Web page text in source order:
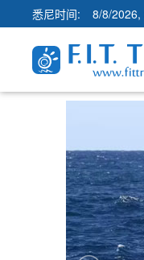
悉尼时间: 8/8/2026,